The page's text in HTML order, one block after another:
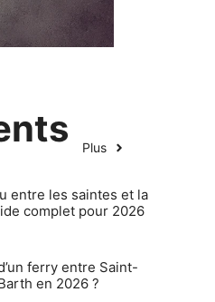
Plus
entre les saintes et la
complet pour 2026
ferry entre Saint-
en 2026 ?